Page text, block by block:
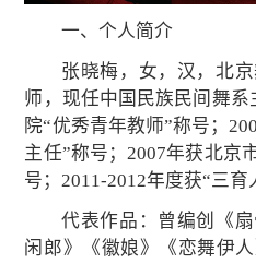
一、个人简介
张晓梅，女，汉，北
师，现任中国民族民间舞系
院“优秀青年教师”称号；
主任”称号；2007年获北京
号；2011-2012年度获“三育
代表作品：曾编创《
闲郎》《徽娘》《恋舞伊